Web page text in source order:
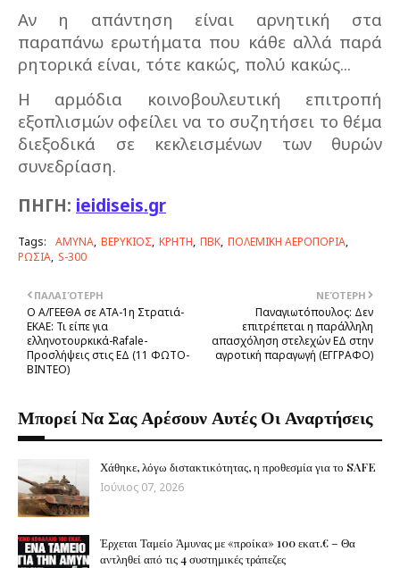
Αν η απάντηση είναι αρνητική στα
παραπάνω ερωτήματα που κάθε αλλά παρά
ρητορικά είναι, τότε κακώς, πολύ κακώς...
Η αρμόδια κοινοβουλευτική επιτροπή
εξοπλισμών οφείλει να το συζητήσει το θέμα
διεξοδικά σε κεκλεισμένων των θυρών
συνεδρίαση.
ΠΗΓΗ: ieidiseis.gr
Tags: ΑΜΥΝΑ ΒΕΡΥΚΙΟΣ ΚΡΗΤΗ ΠΒΚ ΠΟΛΕΜΙΚΗ ΑΕΡΟΠΟΡΙΑ
ΡΩΣΙΑ S-300
ΝΕΌΤΕΡΗ
Παναγιωτόπουλος: Δεν
επιτρέπεται η παράλληλη
απασχόληση στελεχών ΕΔ στην
αγροτική παραγωγή (ΕΓΓΡΑΦΟ)
ΠΑΛΑΙΌΤΕΡΗ
Ο Α/ΓΕΕΘΑ σε ΑΤΑ-1η Στρατιά-
ΕΚΑΕ: Τι είπε για
ελληνοτουρκικά-Rafale-
Προσλήψεις στις ΕΔ (11 ΦΩΤΟ-
BINTEO)
Μπορεί Να Σας Αρέσουν Αυτές Οι Αναρτήσεις
Χάθηκε, λόγω διστακτικότητας, η προθεσμία για το SAFE
Ιούνιος 07, 2026
Έρχεται Ταμείο Άμυνας με «προίκα» 100 εκατ.€ – Θα
αντληθεί από τις 4 συστημικές τράπεζες